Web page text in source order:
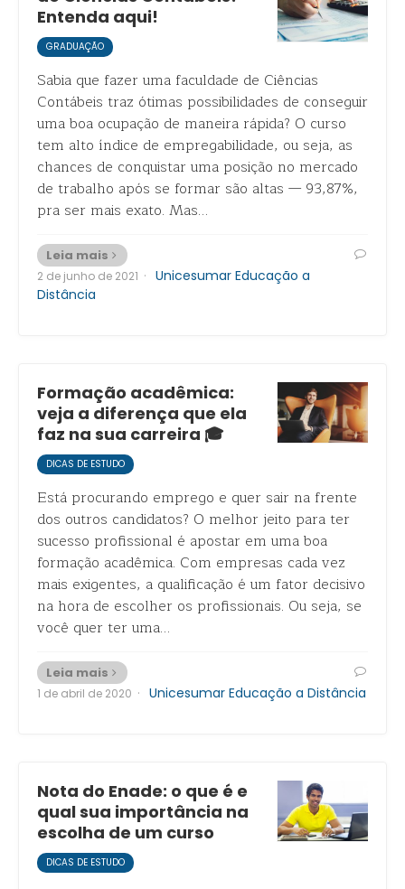
Entenda aqui!
GRADUAÇÃO
Sabia que fazer uma faculdade de Ciências
Contábeis traz ótimas possibilidades de conseguir
uma boa ocupação de maneira rápida? O curso
tem alto índice de empregabilidade, ou seja, as
chances de conquistar uma posição no mercado
de trabalho após se formar são altas — 93,87%,
pra ser mais exato. Mas…
Leia mais
2 de junho de 2021 · Unicesumar Educação a
Distância
Formação acadêmica:
veja a diferença que ela
faz na sua carreira 🎓
DICAS DE ESTUDO
Está procurando emprego e quer sair na frente
dos outros candidatos? O melhor jeito para ter
sucesso profissional é apostar em uma boa
formação acadêmica. Com empresas cada vez
mais exigentes, a qualificação é um fator decisivo
na hora de escolher os profissionais. Ou seja, se
você quer ter uma…
Leia mais
1 de abril de 2020 · Unicesumar Educação a Distância
Nota do Enade: o que é e
qual sua importância na
escolha de um curso
DICAS DE ESTUDO